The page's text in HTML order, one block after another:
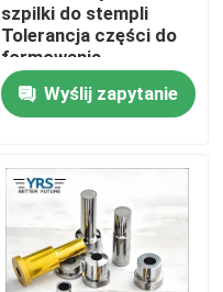
szpilki do stempli
Tolerancja części do
formowania
wtryskowego 0,005
mm Wyślij zapytanie